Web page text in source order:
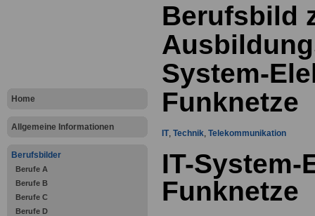
Home
Allgemeine Informationen
Berufsbilder
Berufe A
Berufe B
Berufe C
Berufe D
Berufsbild
System-
Funknetze
IT, Technik, Telekommunikation
IT-
Funknetze